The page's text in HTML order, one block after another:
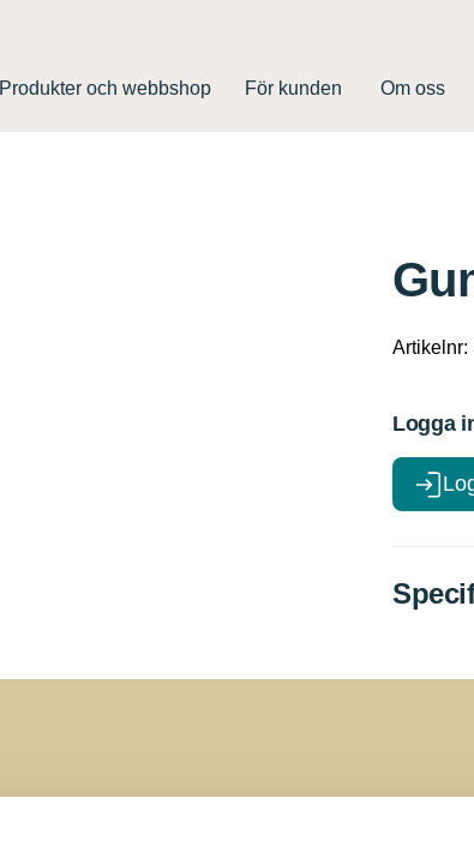
Produkter och webbshop För kunden Om oss
Logga
Artikelnr: